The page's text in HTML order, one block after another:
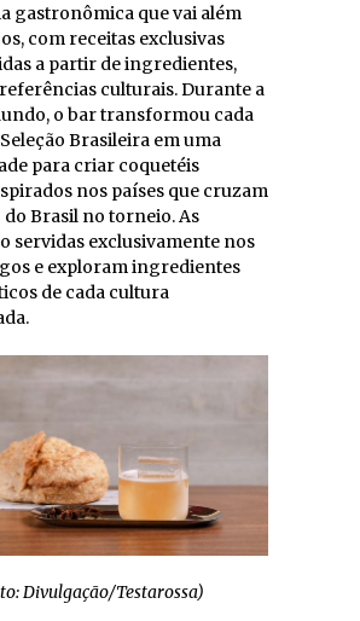
gastronômica que vai além
com receitas exclusivas
a partir de ingredientes,
culturais. Durante a
o bar transformou cada
Brasileira em uma
para criar coquetéis
nos países que cruzam
Brasil no torneio. As
servidas exclusivamente nos
e exploram ingredientes
de cada cultura
Divulgação/Testarossa)